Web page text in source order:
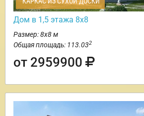
Дом в 1,5 этажа 8х8
Размер: 8х8 м
Общая площадь: 113.032
от 2959900